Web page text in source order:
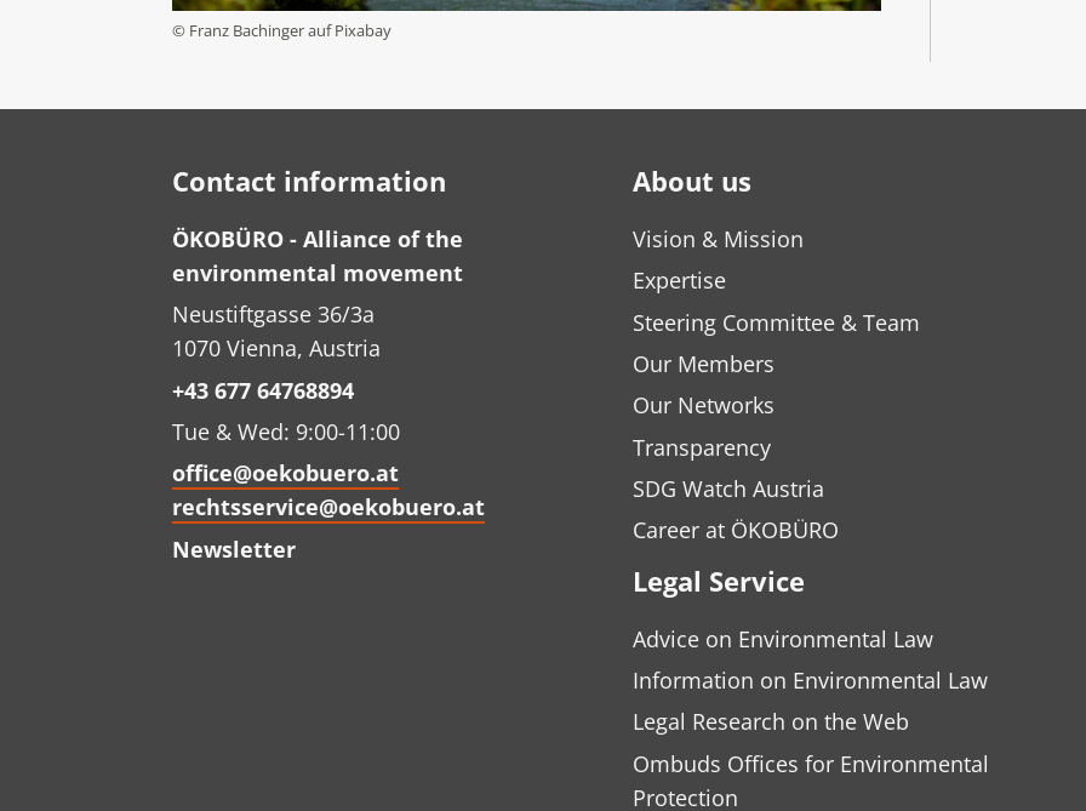
© Franz Bachinger auf Pixabay
Contact information
ÖKOBÜRO - Alliance of the
environmental movement
Neustiftgasse 36/3a
1070 Vienna, Austria
+43 677 64768894
Tue & Wed: 9:00-11:00
office@oekobuero.at
rechtsservice@oekobuero.at
Newsletter
About us
Vision & Mission
Expertise
Steering Committee & Team
Our Members
Our Networks
Transparency
SDG Watch Austria
Career at ÖKOBÜRO
Legal Service
Advice on Environmental Law
Information on Environmental Law
Legal Research on the Web
Ombuds Offices for Environmental
Protection